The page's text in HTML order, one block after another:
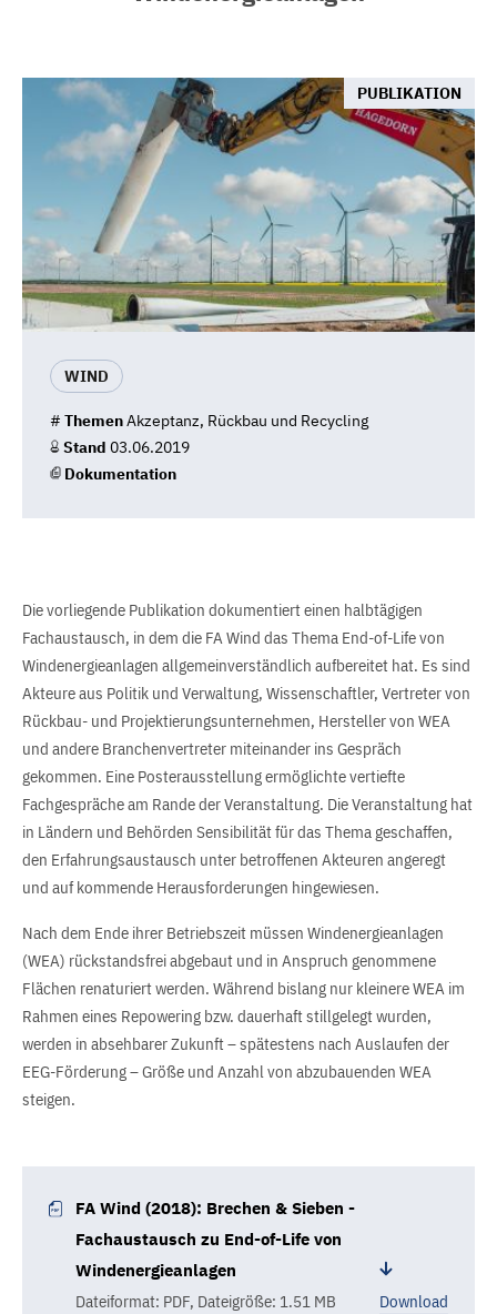
PUBLIKATION
WIND
# ThemenAkzeptanz, Rückbau und Recycling
Stand 03.06.2019
Dokumentation
Die vorliegende Publikation dokumentiert einen halbtägigen
Fachaustausch, in dem die FA Wind das Thema End-of-Life von
Windenergieanlagen allgemeinverständlich aufbereitet hat. Es sind
Akteure aus Politik und Verwaltung, Wissenschaftler, Vertreter von
Rückbau- und Projektierungsunternehmen, Hersteller von WEA
und andere Branchenvertreter miteinander ins Gespräch
gekommen. Eine Posterausstellung ermöglichte vertiefte
Fachgespräche am Rande der Veranstaltung. Die Veranstaltung hat
in Ländern und Behörden Sensibilität für das Thema geschaffen,
den Erfahrungsaustausch unter betroffenen Akteuren angeregt
und auf kommende Herausforderungen hingewiesen.
Nach dem Ende ihrer Betriebszeit müssen Windenergieanlagen
(WEA) rückstandsfrei abgebaut und in Anspruch genommene
Flächen renaturiert werden. Während bislang nur kleinere WEA im
Rahmen eines Repowering bzw. dauerhaft stillgelegt wurden,
werden in absehbarer Zukunft – spätestens nach Auslaufen der
EEG-Förderung – Größe und Anzahl von abzubauenden WEA
steigen.
FA Wind (2018): Brechen & Sieben -
Fachaustausch zu End-of-Life von
Windenergieanlagen
Dateiformat: PDF, Dateigröße: 1.51 MB Download